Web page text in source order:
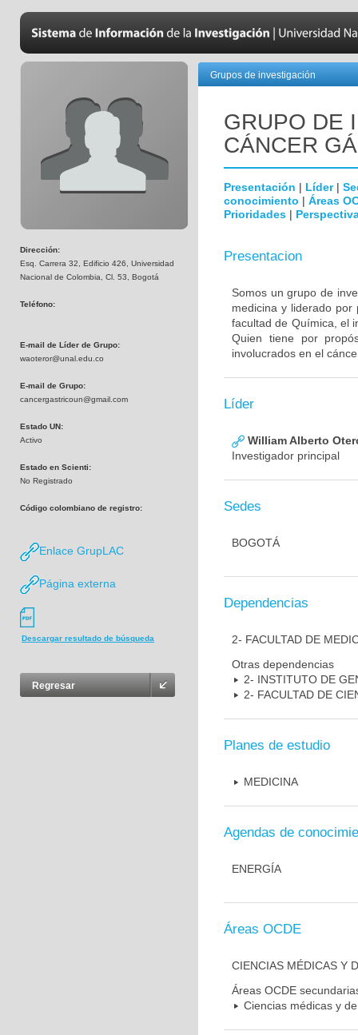
Dirección:
Esq. Carrera 32, Edificio 426, Universidad
Nacional de Colombia, Cl. 53, Bogotá
Teléfono:
E-mail de Líder de Grupo:
waoteror@unal.edu.co
E-mail de Grupo:
cancergastricoun@gmail.com
Estado UN:
Activo
Estado en Scienti:
No Registrado
Código colombiano de registro:
Enlace GrupLAC
Página externa
Descargar resultado de búsqueda
Regresar
Grupos de investigación
GRUPO DE
CÁNCER
Presentación | Líder|
conocimiento | Áreas
Prioridades |
Presentacion
Somos un grupo de
medicina y liderado por
facultad de Química, el
Quien tiene por
involucrados en el
Líder
William Alberto
Investigador principal
Sedes
BOGOTÁ
Dependencias
2- FACULTAD DE
Otras dependencias
2- INSTITUTO DE
2- FACULTAD DE
Planes de estudio
MEDICINA
Agendas de
ENERGÍA
Áreas OCDE
CIENCIAS MÉDICAS Y
Áreas OCDE
Ciencias médicas y